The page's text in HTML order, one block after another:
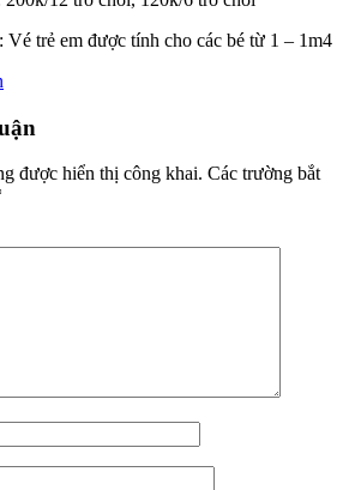
Vé trẻ em được tính cho các bé từ 1 – 1m4
được hiển thị công khai. Các trường bắt